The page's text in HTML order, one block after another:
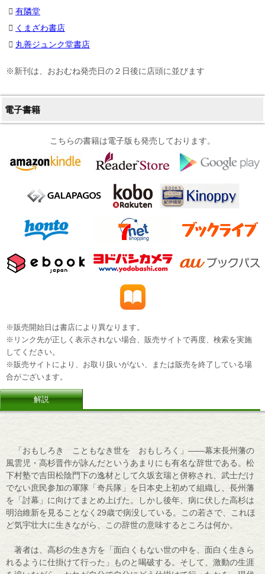
有隣堂
くまざわ書店
丸善ジュンク堂書店
※新刊は、おおむね発売日の２日後に店頭に並びます
電子書籍
こちらの書籍は電子版も発売しております。
※販売開始日は書店により異なります。
※リンク先が正しく表示されない場合、販売サイトで再度、検索を実施
してください。
※販売サイトにより、お取り扱いがない、または販売を終了している場
合がございます。
解説
「おもしろき こともなき世を おもしろく」――幕末長州藩の
風雲児・高杉晋作が詠んだというあまりにも有名な辞世である。松
下村塾で吉田松陰門下の逸材として久坂玄瑞と併称され、武士だけ
でない庶民参加の軍隊「奇兵隊」を日本史上初めて組織し、長州藩
を「討幕」に向けてまとめ上げた。しかし後年、病に伏した高杉は
明治維新を見ることなく29歳で病没している。この若さで、これほ
ど気宇壮大に生きながら、この辞世の意味するところは何か。
著者は、高杉の生き方を「面白くもない世の中を、面白く生きら
れるように仕掛けて行った」ものと喝破する。そして、激動の生涯